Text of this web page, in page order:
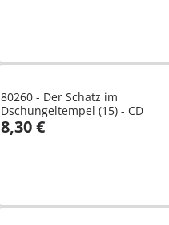
80260 - Der Schatz im
Dschungeltempel (15) - CD
8,30 €
In den Warenkorb